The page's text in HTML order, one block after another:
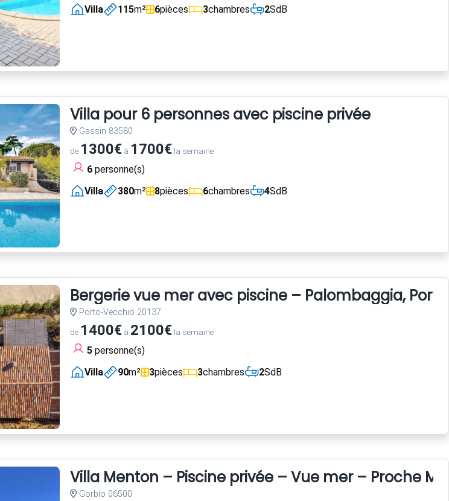
Villa
115m² 6pièces 3chambres 2SdB
Villa pour 6 personnes avec piscine privée
Gassin 83580
de 1300€à 1700€la semaine
6personne(s)
Villa
380m² 8pièces 6chambres 4SdB
Bergerie vue mer avec piscine – Palombaggia,
Porto-Vecchio 20137
de 1400€à 2100€la semaine
5personne(s)
Villa
90m² 3pièces 3chambres 2SdB
Villa Menton – Piscine privée – Vue mer – Proche
Gorbio 06500